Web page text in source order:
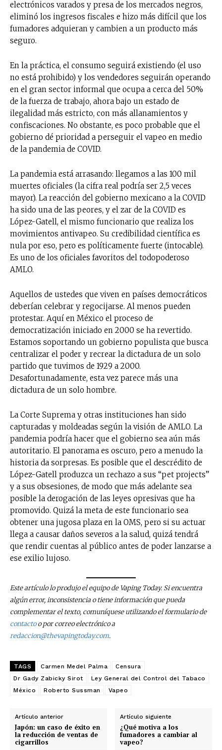
electrónicos varados y presa de los mercados negros,
eliminó los ingresos fiscales e hizo más difícil que los
fumadores adquieran y cambien a un producto más
seguro.
En la práctica, el consumo seguirá existiendo (el uso
no está prohibido) y los vendedores seguirán operando
en el gran sector informal que ocupa a cerca del 50%
de la fuerza de trabajo, ahora bajo un estado de
ilegalidad más estricto, con más allanamientos y
confiscaciones. No obstante, es poco probable que el
gobierno dé prioridad a perseguir el vapeo en medio
de la pandemia de COVID.
La pandemia está arrasando: llegamos a las 100 mil
muertes oficiales (la cifra real podría ser 2,5 veces
mayor). La reacción del gobierno mexicano a la COVID
ha sido una de las peores, y el zar de la COVID es
López-Gatell, el mismo funcionario que realiza los
movimientos antivapeo. Su credibilidad científica es
nula por eso, pero es políticamente fuerte (intocable).
Es uno de los oficiales favoritos del todopoderoso
AMLO.
Aquellos de ustedes que viven en países democráticos
deberían celebrar y regocijarse. Al menos pueden
protestar. Aquí en México el proceso de
democratización iniciado en 2000 se ha revertido.
Estamos soportando un gobierno populista que busca
centralizar el poder y recrear la dictadura de un solo
partido que tuvimos de 1929 a 2000.
Desafortunadamente, esta vez parece más una
dictadura de un solo hombre.
La Corte Suprema y otras instituciones han sido
capturadas y moldeadas según la visión de AMLO. La
pandemia podría hacer que el gobierno sea aún más
autoritario. El panorama es oscuro, pero a menudo la
historia da sorpresas. Es posible que el descrédito de
López-Gatell produzca un rechazo a sus “pet projects”
y a sus obsesiones, de modo que más adelante sea
posible la derogación de las leyes opresivas que ha
promovido. Quizá la meta de este funcionario sea
obtener una jugosa plaza en la OMS, pero si su actuar
llega a causar daños severos a la salud, quizá tendrá
que rendir cuentas al público antes de poder lanzarse a
ese exilio lujoso.
Este artículo lo produjo el equipo de Vaping Today. Si encuentra
algún error, inconsistencia o tiene información que pueda
complementar el texto, comuníquese utilizando el formulario de
contactoo por correo electrónico a
redaccion@thevapingtoday.com.
TAGS Carmen Medel Palma
Censura
Dr Gady Zabicky Sirot
Ley General del Control del Tabaco
México
Roberto Sussman Vapeo
Artículo anterior
Japón: un caso de éxito en
la reducción de ventas de
cigarrillos
Artículo siguiente
¿Qué motiva a los
fumadores a cambiar al
vapeo?